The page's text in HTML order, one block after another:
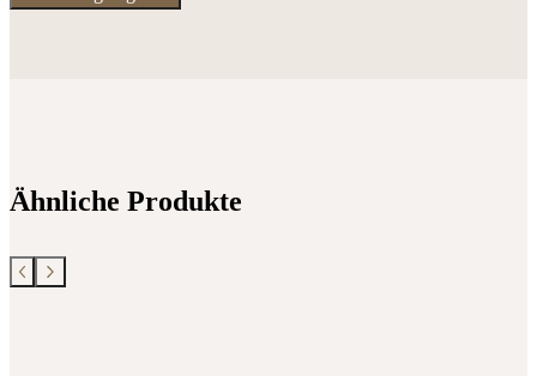
Ähnliche Produkte